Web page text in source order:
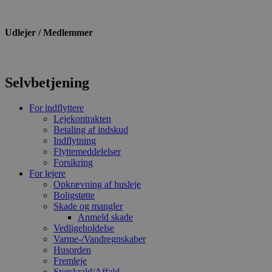
Udlejer / Medlemmer
Selvbetjening
For indflyttere
Lejekontrakten
Betaling af indskud
Indflytning
Flyttemeddelelser
Forsikring
For lejere
Opkrævning af husleje
Boligstøtte
Skade og mangler
Anmeld skade
Vedligeholdelse
Varme-/Vandregnskaber
Husorden
Fremleje